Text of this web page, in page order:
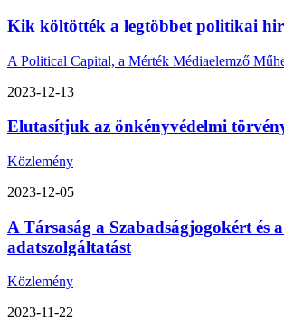
Kik költötték a legtöbbet politikai
A Political Capital, a Mérték Médiaelemző
2023-12-13
Elutasítjuk az önkényvédelmi
Közlemény
2023-12-05
A Társaság a Szabadságjogokért és
adatszolgáltatást
Közlemény
2023-11-22